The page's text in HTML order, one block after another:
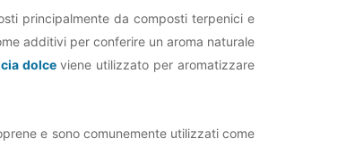
principalmente da composti terpenici e
additivi per conferire un aroma naturale
dolceviene utilizzato per aromatizzare
e sono comunemente utilizzati come